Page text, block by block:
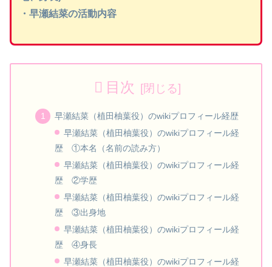
・早瀬結菜の活動内容
目次
早瀬結菜（植田柚葉役）のwikiプロフィール経歴
早瀬結菜（植田柚葉役）のwikiプロフィール経
歴 ①本名（名前の読み方）
早瀬結菜（植田柚葉役）のwikiプロフィール経
歴 ②学歴
早瀬結菜（植田柚葉役）のwikiプロフィール経
歴 ③出身地
早瀬結菜（植田柚葉役）のwikiプロフィール経
歴 ④身長
早瀬結菜（植田柚葉役）のwikiプロフィール経